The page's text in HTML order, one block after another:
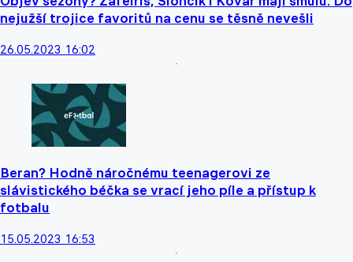
nejužší trojice favoritů na cenu se těsně nevešli
26.05.2023 16:02
Beran? Hodně náročnému teenagerovi ze
slávistického béčka se vrací jeho píle a přístup k
fotbalu
15.05.2023 16:53